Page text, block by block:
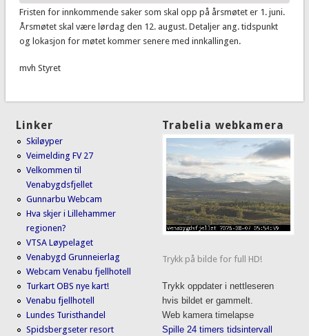
Fristen for innkommende saker som skal opp på årsmøtet er 1. juni.
Årsmøtet skal være lørdag den 12. august. Detaljer ang. tidspunkt
og lokasjon for møtet kommer senere med innkallingen.
mvh Styret
Linker
Skiløyper
Veimelding FV 27
Velkommen til
Venabygdsfjellet
Gunnarbu Webcam
Hva skjer i Lillehammer
regionen?
VTSA Løypelaget
Venabygd Grunneierlag
Webcam Venabu fjellhotell
Turkart OBS nye kart!
Venabu fjellhotell
Lundes Turisthandel
Spidsbergseter resort
Trabelia webkamera
Trykk på bilde for full HD!
Trykk oppdater i nettleseren
hvis bildet er gammelt.
Web kamera timelapse
Spille 24 timers tidsintervall